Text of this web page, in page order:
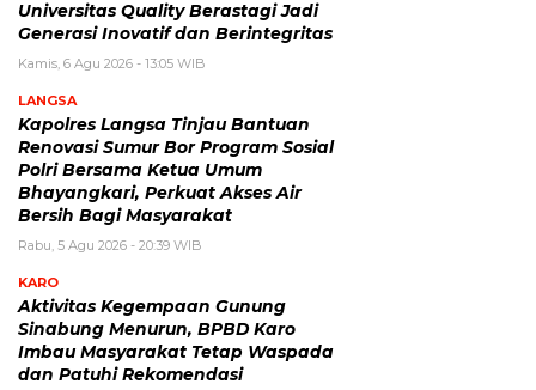
Universitas Quality Berastagi Jadi
Generasi Inovatif dan Berintegritas
Kamis, 6 Agu 2026 - 13:05 WIB
LANGSA
Kapolres Langsa Tinjau Bantuan
Renovasi Sumur Bor Program Sosial
Polri Bersama Ketua Umum
Bhayangkari, Perkuat Akses Air
Bersih Bagi Masyarakat
Rabu, 5 Agu 2026 - 20:39 WIB
KARO
Aktivitas Kegempaan Gunung
Sinabung Menurun, BPBD Karo
Imbau Masyarakat Tetap Waspada
dan Patuhi Rekomendasi